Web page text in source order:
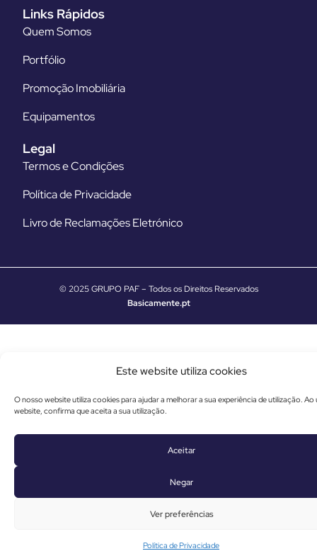
Este website utiliza cookies
O nosso website utiliza cookies para ajudar a melhorar a sua experiência de utilização. Ao
website, confirma que aceita a sua utilização.
Aceitar
Negar
Ver preferências
Política de Privacidade
Links Rápidos
Quem Somos
Portfólio
Promoção Imobiliária
Equipamentos
Legal
Termos e Condições
Política de Privacidade
Livro de Reclamações Eletrónico
© 2025 GRUPO PAF – Todos os Direitos Reservados
Basicamente.pt